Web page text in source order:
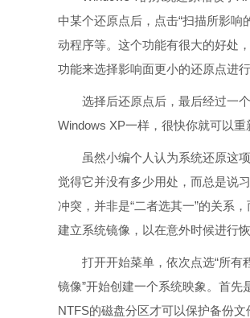
中某个还原点后，点击“扫描所影
动程序等。这个功能有很大的好处
功能来选择影响面更小的还原点进行
选择后还原点后，最后经过一个
Windows XP一样，很快你就可以重
虽然小编个人认为系统还原这项
觉得它并没有多少用处，而总是说
冲突，并非是“二者选其一”的关系
建立系统镜像，以在意外时候进行
打开开始菜单，依次点选“所有程
镜像”开始创建一个系统映象。首
NTFS的磁盘分区才可以保护备份文